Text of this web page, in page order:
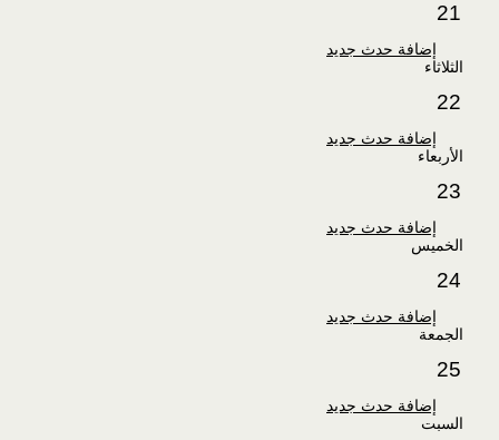
21
إضافة حدث جديد
الثلاثاء
22
إضافة حدث جديد
الأربعاء
23
إضافة حدث جديد
الخميس
24
إضافة حدث جديد
الجمعة
25
إضافة حدث جديد
السبت